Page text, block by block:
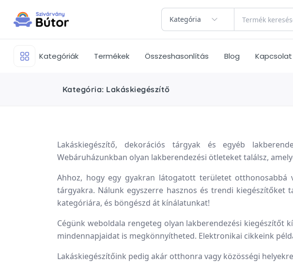
Kategória
Kategóriák Termékek Összeshasonlítás Blog Kapcsolat
Kategória: Lakáskiegészítő
Lakáskiegészítő, dekorációs tárgyak és egyéb
Webáruházunkban olyan lakberendezési ötleteket találsz,
Ahhoz, hogy egy gyakran látogatott területet otthonosabbá
tárgyakra. Nálunk egyszerre hasznos és trendi kiegészítőket
kategóriára, és böngészd át kínálatunkat!
Cégünk weboldala rengeteg olyan lakberendezési kiegészítőt
mindennapjaidat is megkönnyítheted. Elektronikai cikkeink
Lakáskiegészítőink pedig akár otthonra vagy közösségi